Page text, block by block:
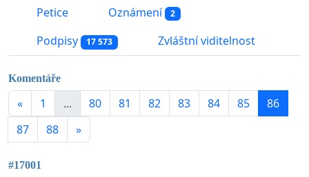
Petice Oznámení 2
Podpisy 17 573 Zvláštní viditelnost
Komentáře
« 1 ... 80 81 82 83 84 85
86
87
88 »
#17001